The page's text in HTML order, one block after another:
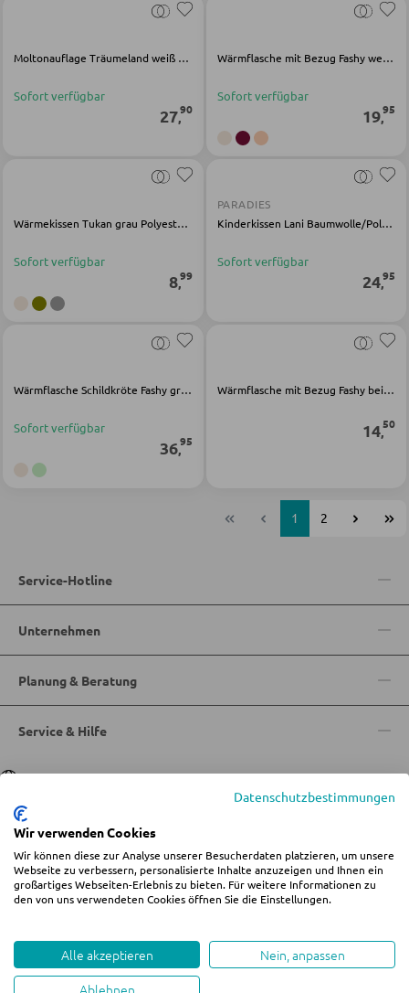
Aktenschränke
Moltonauflage Träumeland weiß Baumwolle
Sofort verfügbar
27,90
Wärmflasche mit Bezug Fashy weiß Polyacryl
Sofort verfügbar
19,95
Wärmekissen Tukan grau Polyester Elasthan
Sofort verfügbar
8,99
PARADIES
Kinderkissen Lani Baumwolle/Polyester weiß
Sofort verfügbar
24,95
Wärmflasche Schildkröte Fashy grün Polyester Elasthan
Sofort verfügbar
36,95
Wärmflasche mit Bezug Fashy beige Polyester
14,50
1 2
Service-Hotline
Unternehmen
Planung & Beratung
Service & Hilfe
SpracheDeutsch|Italiano
© 2026 Wohn-Zentrum Jungmann
%star%Alle Preise inkl. gesetzl. Mehrwertsteuer zzgl.Versandkostenund ggf.
Nachnahmegebühren, wenn nicht anders angegeben.
Whistleblowing
Datenschutzbestimmungen
Wir verwenden Cookies
Wir können diese zur Analyse unserer Besucherdaten platzieren, um unsere
Webseite zu verbessern, personalisierte Inhalte anzuzeigen und Ihnen ein
großartiges Webseiten-Erlebnis zu bieten. Für weitere Informationen zu
den von uns verwendeten Cookies öffnen Sie die Einstellungen.
Alle akzeptieren
Nein, anpassen
Ablehnen